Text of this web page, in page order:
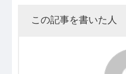
この記事を書いた人